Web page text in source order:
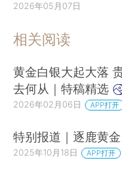
2026年05月07日
相关阅读
黄金白银大起大落
去何从｜特稿精选
2026年02月06日 APP打开
特别报道｜逐鹿黄金
2025年10月18日 APP打开